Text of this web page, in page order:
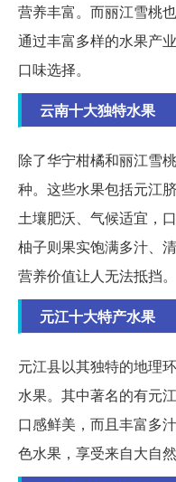
营养丰富。而丽江雪桃
通过丰富多样的水果产
口味选择。
云南十大独特水果
除了华宁柑橘和丽江雪
种。这些水果包括元江
土壤肥沃、气候适宜，
柚子则果实饱满多汁、
营养价值让人无法抵挡。
元江十大特产水果
元江县以其独特的地理
水果。其中著名的有元
口感鲜美，而且丰富多
色水果，享受来自大自然